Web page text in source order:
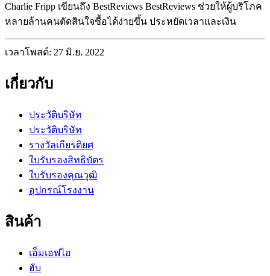
Charlie Fripp เขียนถึง BestReviews BestReviews ช่วยให้ผู้บริโภค
หลายล้านคนตัดสินใจซื้อได้ง่ายขึ้น ประหยัดเวลาและเงิน
เวลาโพสต์: 27 มิ.ย. 2022
เกี่ยวกับ
ประวัติบริษัท
ประวัติบริษัท
รางวัลเกียรติยศ
ใบรับรองสิทธิบัตร
ใบรับรองคุณวุฒิ
อุปกรณ์โรงงาน
สินค้า
เอ็มเอฟไอ
ฮับ